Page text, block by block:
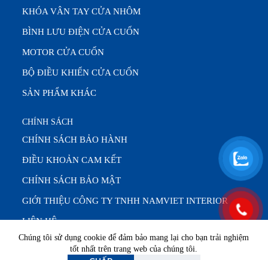
Chúng tôi sử dụng cookie để đảm bảo mang lại cho bạn trải nghiệm
tốt nhất trên trang web của chúng tôi.
KHÓA VÂN TAY CỬA NHÔM
BÌNH LƯU ĐIỆN CỬA CUỐN
MOTOR CỬA CUỐN
BỘ ĐIỀU KHIỂN CỬA CUỐN
SẢN PHẨM KHÁC
CHÍNH SÁCH
CHÍNH SÁCH BẢO HÀNH
ĐIỀU KHOẢN CAM KẾT
CHÍNH SÁCH BẢO MẬT
GIỚI THIỆU CÔNG TY TNHH NAMVIET INTERIOR
LIÊN HỆ